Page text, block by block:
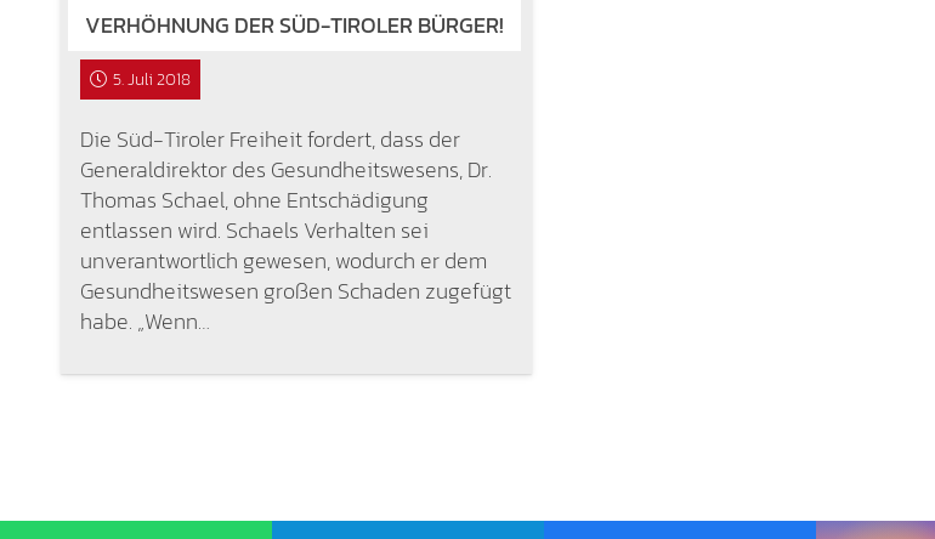
VERHÖHNUNG DER SÜD-TIROLER BÜRGER!
5. Juli 2018
Die Süd-Tiroler Freiheit fordert, dass der
Generaldirektor des Gesundheitswesens, Dr.
Thomas Schael, ohne Entschädigung
entlassen wird. Schaels Verhalten sei
unverantwortlich gewesen, wodurch er dem
Gesundheitswesen großen Schaden zugefügt
habe. „Wenn…